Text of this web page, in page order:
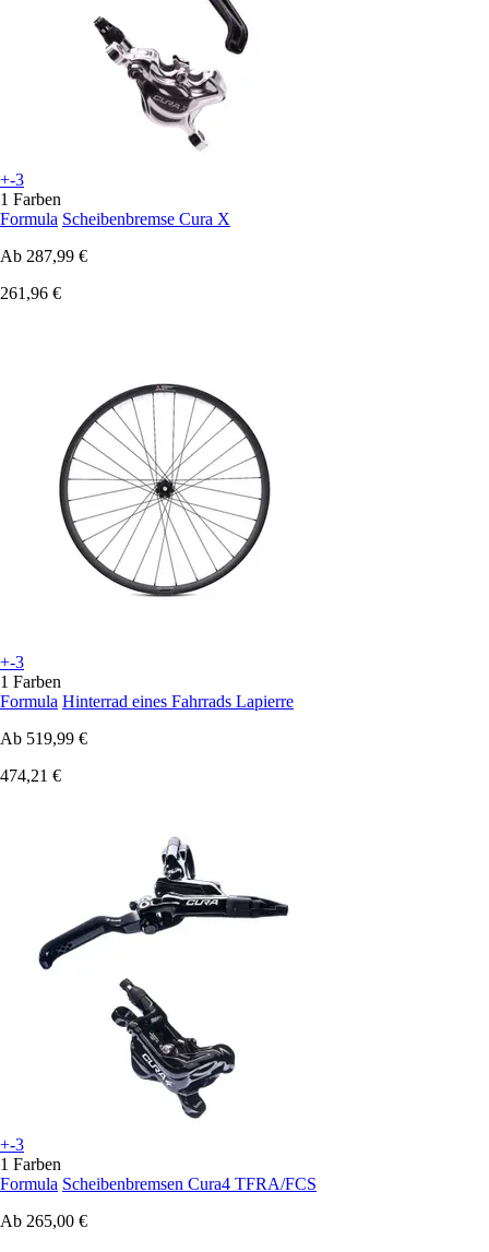
+-3
1 Farben
Formula Scheibenbremse Cura X
Ab 287,99 €
261,96 €
+-3
1 Farben
Formula Hinterrad eines Fahrrads Lapierre
Ab 519,99 €
474,21 €
+-3
1 Farben
Formula Scheibenbremsen Cura4 TFRA/FCS
Ab 265,00 €